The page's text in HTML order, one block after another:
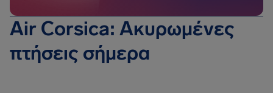
Air Corsica: Ακυρωμένες
πτήσεις σήμερα